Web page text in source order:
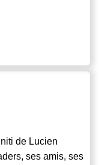
de Lucien
ses amis, ses